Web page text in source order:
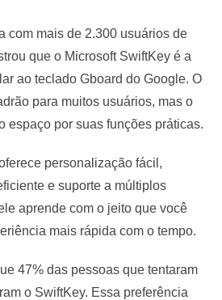
com mais de 2.300 usuários de
que o Microsoft SwiftKey é a
ao teclado Gboard do Google. O
para muitos usuários, mas o
espaço por suas funções práticas.
personalização fácil,
e suporte a múltiplos
aprende com o jeito que você
mais rápida com o tempo.
47% das pessoas que tentaram
o SwiftKey. Essa preferência